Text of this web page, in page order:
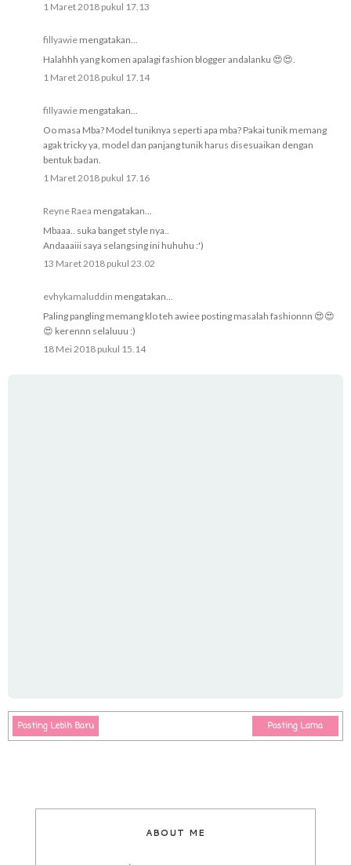
1 Maret 2018 pukul 17.13
fillyawie mengatakan...
Halahhh yang komen apalagi fashion blogger andalanku 😍😍.
1 Maret 2018 pukul 17.14
fillyawie mengatakan...
Oo masa Mba? Model tuniknya seperti apa mba? Pakai tunik memang
agak tricky ya, model dan panjang tunik harus disesuaikan dengan
bentuk badan.
1 Maret 2018 pukul 17.16
Reyne Raea mengatakan...
Mbaaa.. suka banget style nya..
Andaaaiii saya selangsing ini huhuhu :')
13 Maret 2018 pukul 23.02
evhykamaluddin mengatakan...
Paling pangling memang klo teh awiee posting masalah fashionnn 😍😍
😍 kerennn selaluuu :)
18 Mei 2018 pukul 15.14
Posting Lebih Baru Posting Lama
ABOUT ME